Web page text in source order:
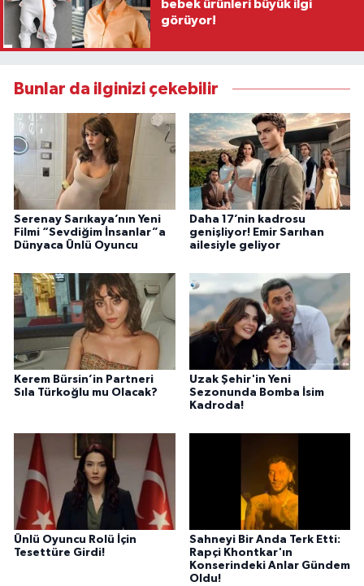
bebek ürünleri büyük ilgi
görüyor!
Bunlar da ilginizi çekebilir
Serenay Sarıkaya’nın Yeni
Filmi “Sevdiğim İnsanlar”a
Dünyaca Ünlü Oyuncu
Daha 17’nin kadrosu
genişliyor! Emir Sarıhan
ailesiyle geliyor
Kerem Bürsin’in Partneri
Sıla Türkoğlu mu Olacak?
Uzak Şehir'in Yeni
Sezonunda Bomba İsim
Kadroda!
Ünlü Oyuncu Rolü İçin
Tesettüre Girdi!
Sahneyi Bir Anda Terk Etti:
Rapçi Khontkar'ın
Konserindeki Anlar Gündem
Oldu!